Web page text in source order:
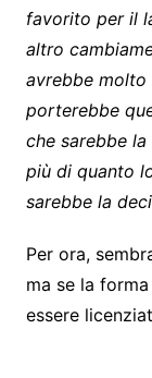
favorito per il
altro
avrebbe molto
porterebbe
che sarebbe
più di quanto
sarebbe la
Per ora,
ma se la
essere